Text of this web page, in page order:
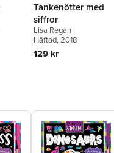
Tankenötter med
siffror
Lisa Regan
Häftad, 2018
129 kr